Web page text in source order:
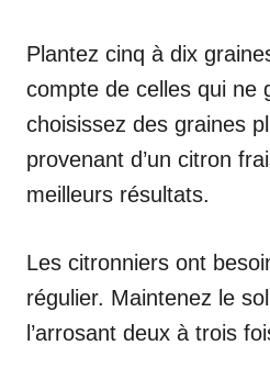
Plantez cinq à dix
compte de celles qui ne
choisissez des graines
provenant d’un citron
meilleurs résultats.
Les citronniers ont
régulier. Maintenez le
l’arrosant deux à trois